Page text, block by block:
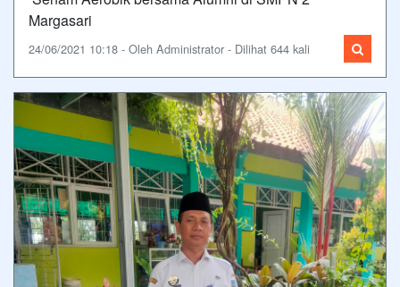
Margasari
24/06/2021 10:18 - Oleh Administrator - Dilihat 644 kali